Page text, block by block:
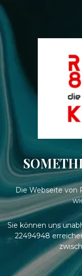
Die Webseite von
Sie können uns
22494948